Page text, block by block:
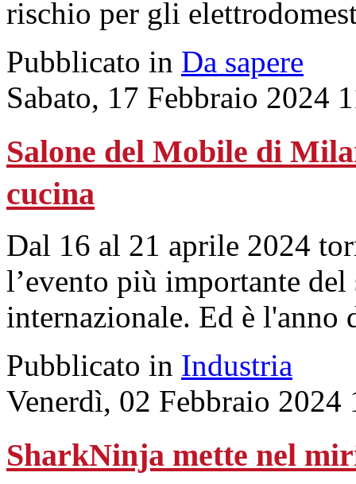
rischio per gli
Pubblicato in Da sapere
Sabato, 17 Febbraio 2024
Salone del Mobile di
cucina
Dal 16 al 21 aprile 2024
l’evento più importante
internazionale. Ed è l'anno
Pubblicato in Industria
Venerdì, 02 Febbraio 2024
SharkNinja mette nel